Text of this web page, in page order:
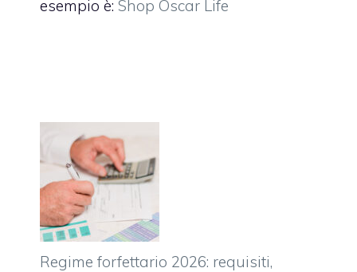
esempio è: Shop Oscar Life
Regime forfettario 2026: requisiti,